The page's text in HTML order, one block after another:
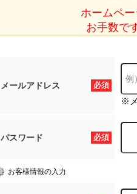
ホームペ
お手数で
必須
メールアドレス
※
必須
パスワード
お客様情報の入力